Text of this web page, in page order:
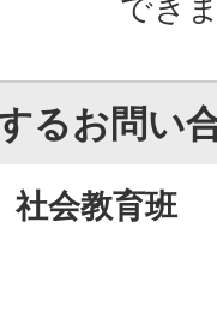
でき
るお問い
会教育班